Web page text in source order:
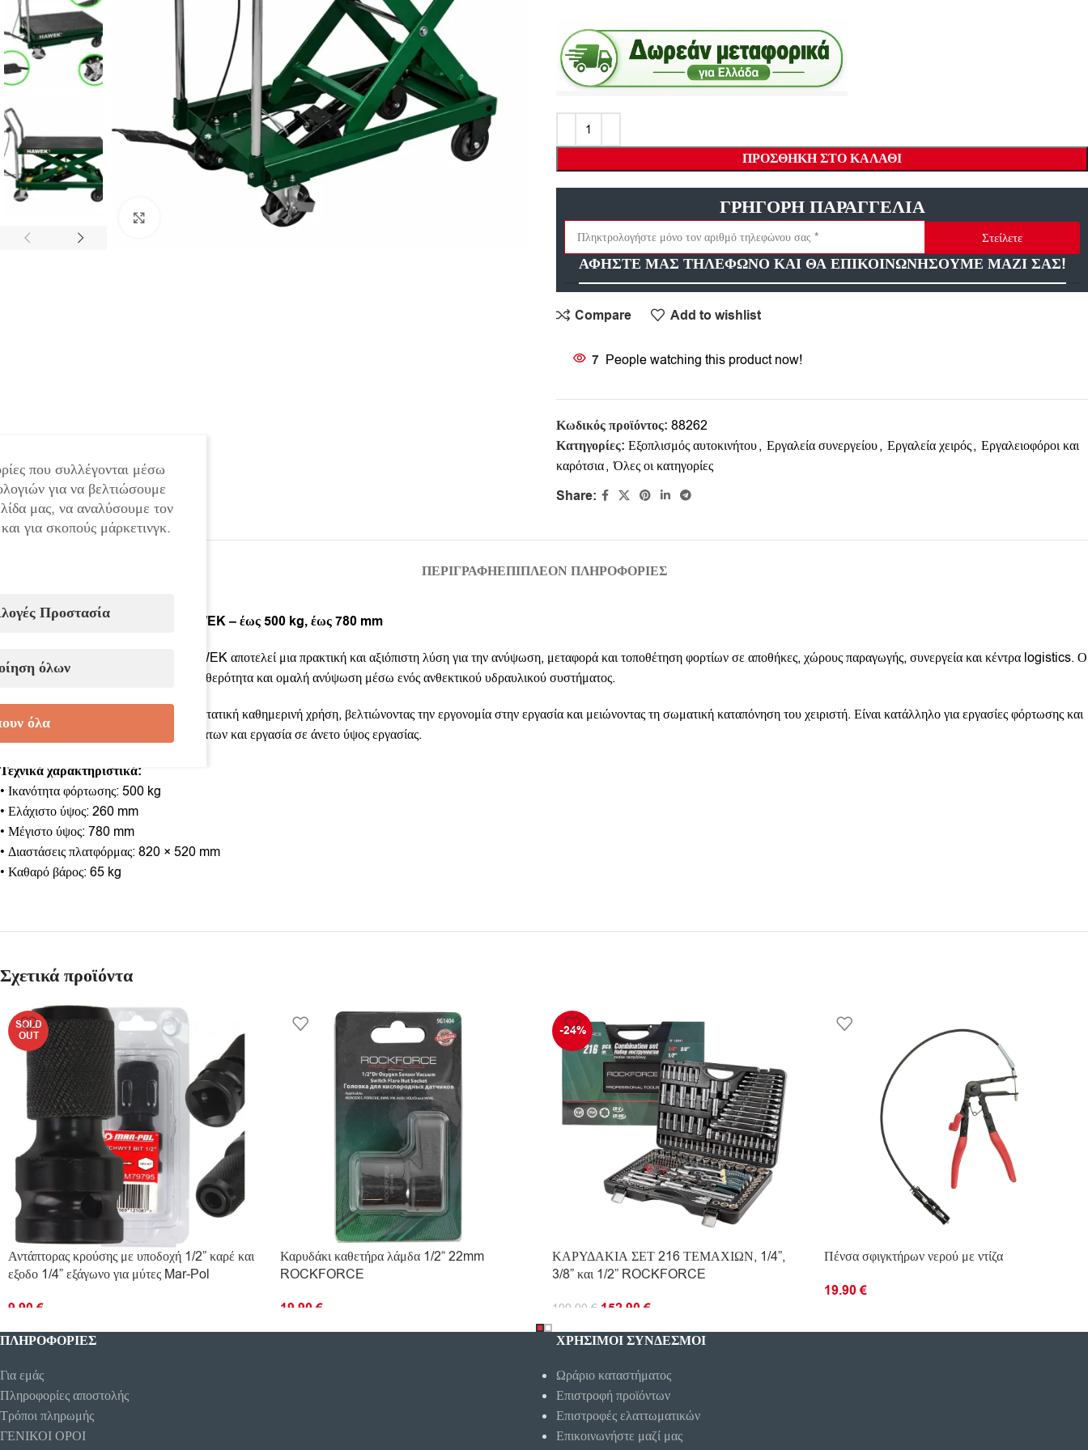
ΠΡΟΣΘΉΚΗ ΣΤΟ ΚΑΛΆΘΙ
ΓΡΗΓΟΡΗ ΠΑΡΑΓΓΕΛΙΑ
Στείλετε
ΑΦΗΣΤΕ ΜΑΣ ΤΗΛΕΦΩΝΟ ΚΑΙ ΘΑ ΕΠΙΚΟΙΝΩΝΗΣΟΥΜΕ ΜΑΖΙ ΣΑΣ!
Compare Add to wishlist
7 People watching this product now!
Κωδικός προϊόντος: 88262
Κατηγορίες: Εξοπλισμός αυτοκινήτου, Εργαλεία συνεργείου, Εργαλεία χειρός, Εργαλειοφόροι και
καρότσια, Όλες οι κατηγορίες
Share:
ΠΕΡΙΓΡΑΦΉΕΠΙΠΛΈΟΝ ΠΛΗΡΟΦΟΡΊΕΣ
Υδραυλικό ανυψωτικό καρότσι HAWEK – έως 500 kg, έως 780 mm
Το υδραυλικό ανυψωτικό καρότσι HAWEK αποτελεί μια πρακτική και αξιόπιστη λύση για την ανύψωση, μεταφορά και τοποθέτηση φορτίων σε αποθήκες, χώρους παραγωγής, συνεργεία και κέντρα logistics. Ο
μηχανισμός ανύψωσης εξασφαλίζει σταθερότητα και ομαλή ανύψωση μέσω ενός ανθεκτικού υδραυλικού συστήματος.
Η κατασκευή του έχει σχεδιαστεί για εντατική καθημερινή χρήση, βελτιώνοντας την εργονομία στην εργασία και μειώνοντας τη σωματική καταπόνηση του χειριστή. Είναι κατάλληλο για εργασίες φόρτωσης και
εκφόρτωσης, συναρμολόγηση εξαρτημάτων και εργασία σε άνετο ύψος εργασίας.
Τεχνικά χαρακτηριστικά:
• Ικανότητα φόρτωσης: 500 kg
• Ελάχιστο ύψος: 260 mm
• Μέγιστο ύψος: 780 mm
• Διαστάσεις πλατφόρμας: 820 × 520 mm
• Καθαρό βάρος: 65 kg
Σχετικά προϊόντα
SOLD
OUT
Αντάπτορας κρούσης με υποδοχή 1/2” καρέ και
εξοδο 1/4” εξάγωνο για μύτες Mar-Pol
9.90€
ΔΙΑΒΆΣΤΕ ΠΕΡΙΣΣΌΤΕΡΑ
Καρυδάκι καθετήρα λάμδα 1/2“ 22mm
ROCKFORCE
19.90€
ΠΡΟΣΘΉΚΗ ΣΤΟ ΚΑΛΆΘΙ
-24%
ΚΑΡΥΔΑΚΙΑ ΣΕΤ 216 ΤΕΜΑΧΙΩΝ, 1/4”,
3/8” και 1/2” ROCKFORCE
199.90 € 152.90€
ΠΡΟΣΘΉΚΗ ΣΤΟ ΚΑΛΆΘΙ
Πένσα σφιγκτήρων νερού με ντίζα
19.90€
ΠΛΗΡΟΦΟΡΊΕΣ
Για εμάς
Πληροφορίες αποστολής
Τρόποι πληρωμής
ΓΕΝΙΚΟΙ ΟΡΟΙ
ΧΡΗΣΙΜΟΙ ΣΥΝΔΕΣΜΟΙ
Ωράριο καταστήματος
Επιστροφή προϊόντων
Επιστροφές ελαττωματικών
Επικοινωνήστε μαζί μας
που συλλέγονται μέσω
για να βελτιώσουμε
μας, να αναλύσουμε τον
για σκοπούς μάρκετινγκ.
Προστασία
όλων
όλα